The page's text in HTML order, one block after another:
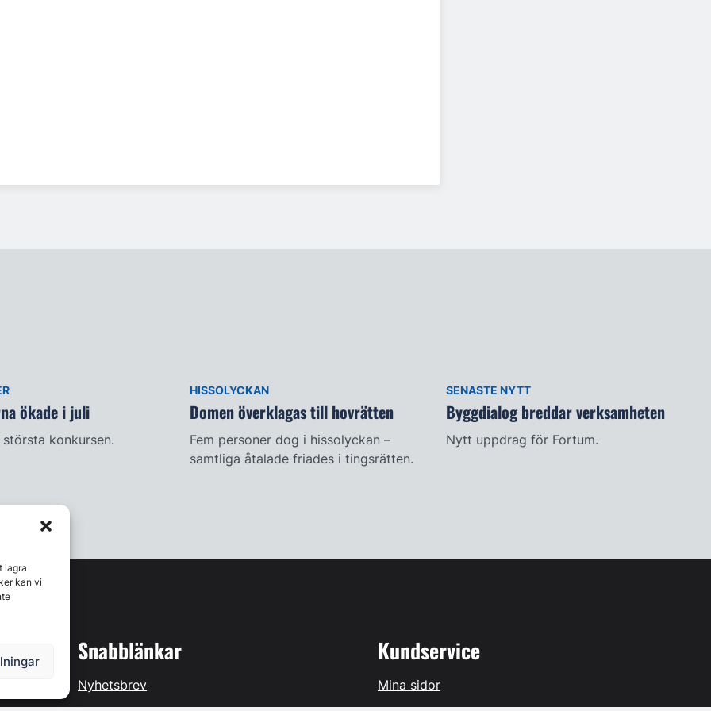
lagra
kan vi
ökade i juli
konkursen.
HISSOLYCKAN
Domen överklagas till hovrätten
Fem personer dog i hissolyckan –
samtliga åtalade friades i tingsrätten.
SENASTE NYTT
Byggdialog breddar verksamheten
Nytt uppdrag för Fortum.
Snabblänkar
Nyhetsbrev
Kundservice
Mina sidor